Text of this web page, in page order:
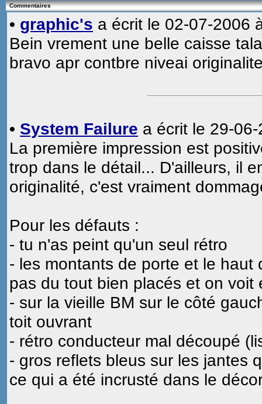
Commentaires
• graphic's a écrit le 02-07-2006
Bein vrement une belle caisse
bravo apr contbre niveai
• System Failure a écrit le 29-
La première impression est
trop dans le détail... D'ailleurs, il
originalité, c'est vraiment
Pour les défauts :
- tu n'as peint qu'un seul rétro
- les montants de porte et le
pas du tout bien placés et on
- sur la vieille BM sur le côté
toit ouvrant
- rétro conducteur mal découpé
- gros reflets bleus sur les jantes
ce qui a été incrusté dans le